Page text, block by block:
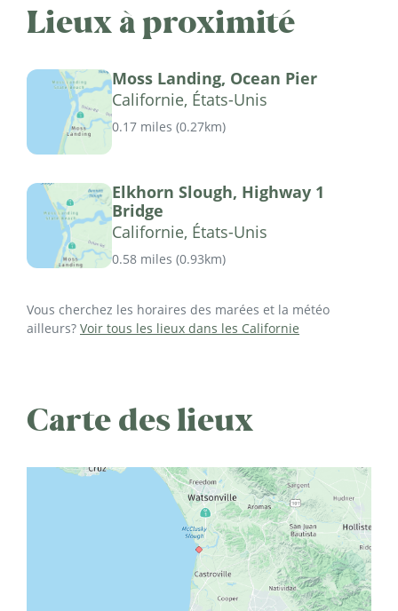
Lieux à proximité
Moss Landing, Ocean Pier
Californie, États-Unis
0.17 miles (0.27km)
Elkhorn Slough, Highway 1
Bridge
Californie, États-Unis
0.58 miles (0.93km)
Vous cherchez les horaires des marées et la météo
ailleurs? Voir tous les lieux dans les Californie
Carte des lieux